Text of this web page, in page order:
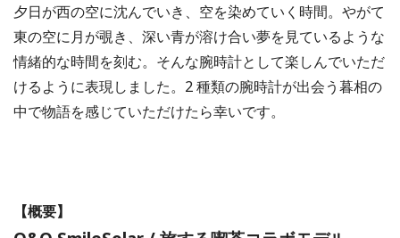
⼣⽇が⻄の空に沈んでいき、空を染めていく時間。やがて
東の空に⽉が覗き、深い⻘が溶け合い夢を⾒ているような
情緒的な時間を刻む。そんな腕時計として楽しんでいただ
けるように表現しました。2 種類の腕時計が出会う暮相の
中で物語を感じていただけたら幸いです。
【概要】